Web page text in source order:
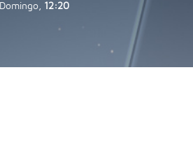
Domingo, 12:20